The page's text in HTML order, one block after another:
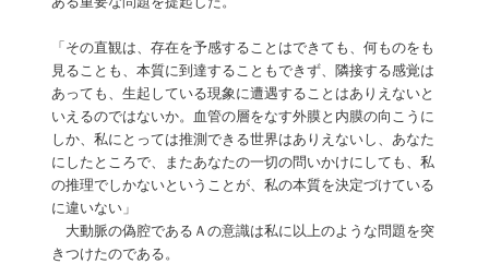
「その直観は、存在を予感することはできても、何ものをも
見ることも、本質に到達することもできず、隣接する感覚は
あっても、生起している現象に遭遇することはありえないと
いえるのではないか。血管の層をなす外膜と内膜の向こうに
しか、私にとっては推測できる世界はありえないし、あなた
にしたところで、またあなたの一切の問いかけにしても、私
の推理でしかないということが、私の本質を決定づけている
に違いない」
大動脈の偽腔であるＡの意識は私に以上のような問題を突
きつけたのである。